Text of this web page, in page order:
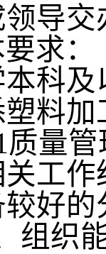
领导
求：
本科
塑料
质量
工作
较好
组织